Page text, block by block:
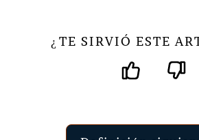
¿ TE SIRVIÓ ESTE